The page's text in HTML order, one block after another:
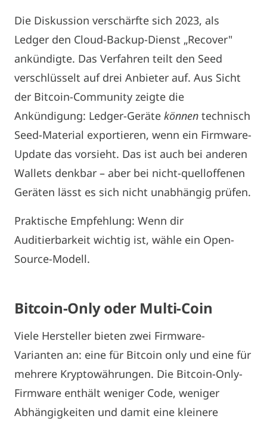
Die Diskussion verschärfte sich 2023, als
Ledger den Cloud-Backup-Dienst „Recover"
ankündigte. Das Verfahren teilt den Seed
verschlüsselt auf drei Anbieter auf. Aus Sicht
der Bitcoin-Community zeigte die
Ankündigung: Ledger-Geräte können technisch
Seed-Material exportieren, wenn ein Firmware-
Update das vorsieht. Das ist auch bei anderen
Wallets denkbar – aber bei nicht-quelloffenen
Geräten lässt es sich nicht unabhängig prüfen.
Praktische Empfehlung: Wenn dir
Auditierbarkeit wichtig ist, wähle ein Open-
Source-Modell.
Bitcoin-Onlyoder Multi-Coin
Viele Hersteller bieten zwei Firmware-
Varianten an: eine für Bitcoin only und eine für
mehrere Kryptowährungen. Die Bitcoin-Only-
Firmware enthält weniger Code, weniger
Abhängigkeiten und damit eine kleinere